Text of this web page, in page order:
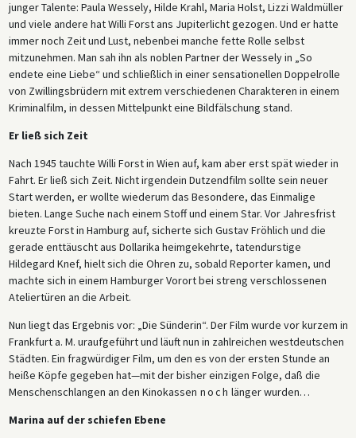
junger Talente: Paula Wessely, Hilde Krahl, Maria Holst, Lizzi Waldmüller
und viele andere hat Willi Forst ans Jupiterlicht gezogen. Und er hatte
immer noch Zeit und Lust, nebenbei manche fette Rolle selbst
mitzunehmen. Man sah ihn als noblen Partner der Wessely in „So
endete eine Liebe“ und schließlich in einer sensationellen Doppelrolle
von Zwillingsbrüdern mit extrem verschiedenen Charakteren in einem
Kriminalfilm, in dessen Mittelpunkt eine Bildfälschung stand.
Er ließ sich Zeit
Nach 1945 tauchte Willi Forst in Wien auf, kam aber erst spät wieder in
Fahrt. Er ließ sich Zeit. Nicht irgendein Dutzendfilm sollte sein neuer
Start werden, er wollte wiederum das Besondere, das Einmalige
bieten. Lange Suche nach einem Stoff und einem Star. Vor Jahresfrist
kreuzte Forst in Hamburg auf, sicherte sich Gustav Fröhlich und die
gerade enttäuscht aus Dollarika heimgekehrte, tatendurstige
Hildegard Knef, hielt sich die Ohren zu, sobald Reporter kamen, und
machte sich in einem Hamburger Vorort bei streng verschlossenen
Ateliertüren an die Arbeit.
Nun liegt das Ergebnis vor: „Die Sünderin“. Der Film wurde vor kurzem in
Frankfurt a. M. uraufgeführt und läuft nun in zahlreichen westdeutschen
Städten. Ein fragwürdiger Film, um den es von der ersten Stunde an
heiße Köpfe gegeben hat—mit der bisher einzigen Folge, daß die
Menschenschlangen an den Kinokassen noch länger wurden…
Marina auf der schiefen Ebene